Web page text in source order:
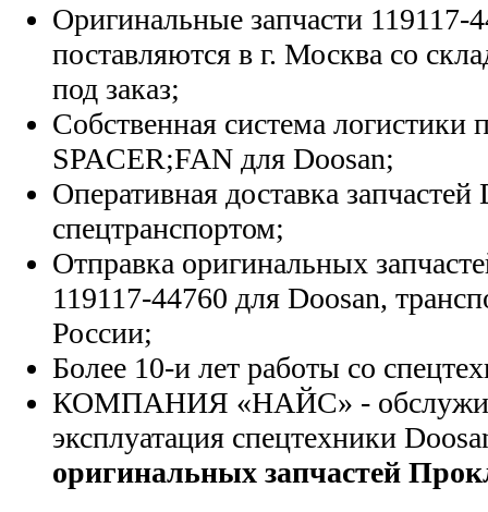
Оригинальные запчасти 119117-
поставляются в г. Москва со
под заказ;
Собственная система логистики
SPACER;FAN для Doosan;
Оперативная доставка запчастей
спецтранспортом;
Отправка оригинальных
119117-44760 для Doosan,
России;
Более 10-и лет работы со
КОМПАНИЯ «НАЙС» -
эксплуатация спецтехники
оригинальных запчастей